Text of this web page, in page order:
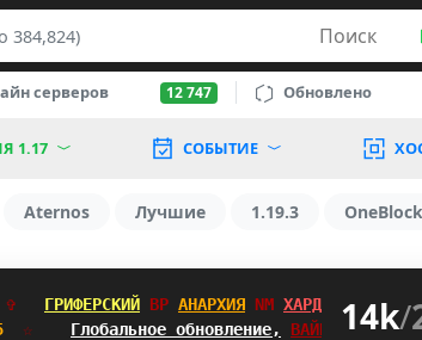
Поиск
серверов 12 747 Обновлено
1.17 СОБЫТИЕ
Aternos Лучшие 1.19.3 OneBlock
✞ ГРИФЕРСКИЙ MA АНАРХИЯ P] ХАРДКОР
☆ Глобальное обновление, ВАЙП 14k/